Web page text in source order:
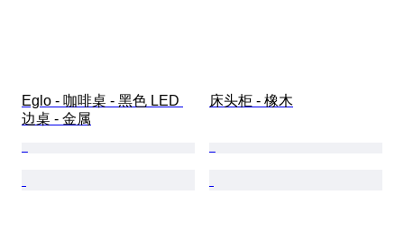
Eglo - 咖啡桌 - 黑色 LED
边桌 - 金属
床头柜 - 橡木